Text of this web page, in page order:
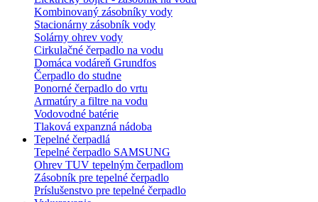
Kombinovaný zásobníky vody
Stacionárny zásobník vody
Solárny ohrev vody
Cirkulačné čerpadlo na vodu
Domáca vodáreň Grundfos
Čerpadlo do studne
Ponorné čerpadlo do vrtu
Armatúry a filtre na vodu
Vodovodné batérie
Tlaková expanzná nádoba
Tepelné čerpadlá
Tepelné čerpadlo SAMSUNG
Ohrev TUV tepelným čerpadlom
Zásobník pre tepelné čerpadlo
Príslušenstvo pre tepelné čerpadlo